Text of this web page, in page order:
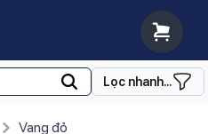
Lọc nhanh...
Vang đỏ